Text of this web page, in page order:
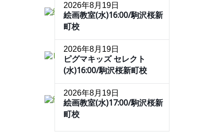
2026年8月19日
絵画教室(水)16:00/駒沢桜新
町校
2026年8月19日
ピグマキッズ セレクト
(水)16:00/駒沢桜新町校
2026年8月19日
絵画教室(水)17:00/駒沢桜新
町校